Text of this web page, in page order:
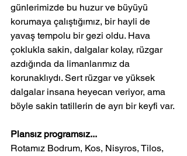
günlerimizde bu huzur ve büyüyü
korumaya çalıştığımız, bir hayli de
yavaş tempolu bir gezi oldu. Hava
çoklukla sakin, dalgalar kolay, rüzgar
azdığında da limanlarımız da
korunaklıydı. Sert rüzgar ve yüksek
dalgalar insana heyecan veriyor, ama
böyle sakin tatillerin de ayrı bir keyfi var.
Plansız programsız...
Rotamız Bodrum, Kos, Nisyros, Tilos,